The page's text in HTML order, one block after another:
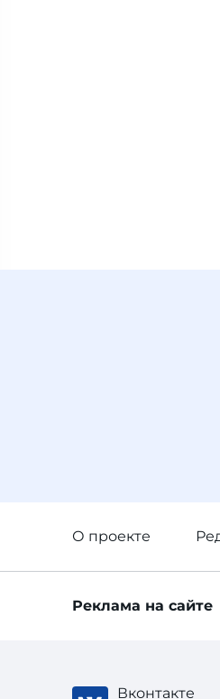
О проекте
Реклама на сайте
Вконтакте